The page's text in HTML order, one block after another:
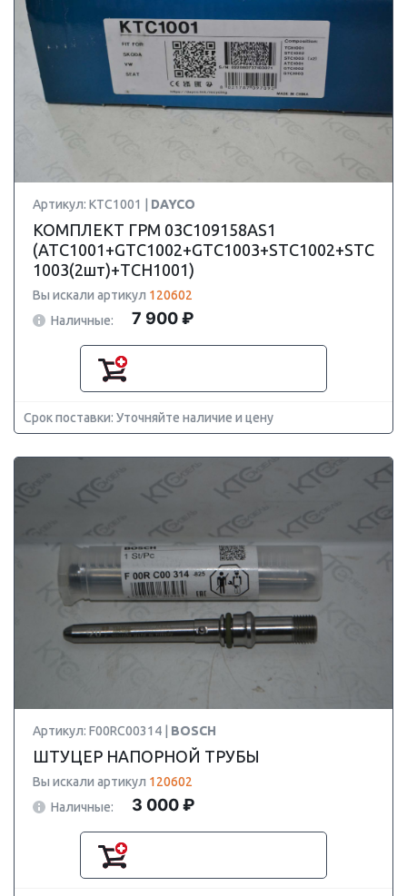
Артикул: KTC1001 | DAYCO
КОМПЛЕКТ ГРМ 03C109158AS1
(ATC1001+GTC1002+GTC1003+STC1002+STC
1003(2шт)+TCH1001)
Вы искали артикул 120602
Наличные:
7 900 ₽
Срок поставки: Уточняйте наличие и цену
Артикул: F00RC00314 | BOSCH
ШТУЦЕР НАПОРНОЙ ТРУБЫ
Вы искали артикул 120602
Наличные:
3 000 ₽